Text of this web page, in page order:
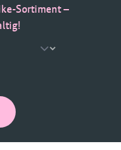
Sortiment –